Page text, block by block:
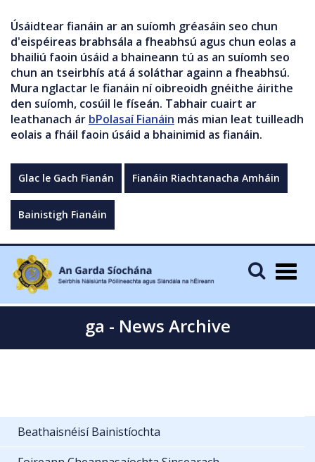
Úsáidtear fianáin ar an suíomh gréasáin seo chun
d'eispéireas brabhsála a fheabhsú agus chun eolas a
bhailiú faoin úsáid a bhaineann tú as an suíomh seo
chun an tseirbhís atá á soláthar againn a fheabhsú.
Mura nglactar le fianáin ní oibreoidh gnéithe áirithe
den suíomh, cosúil le físeán. Tabhair cuairt ar
leathanach ár bPolasaí Fianáin más mian leat tuilleadh
eolais a fháil faoin úsáid a bhainimid as fianáin.
Glac le Gach Fianán Fianáin Riachtanacha Amháin
Bainistigh Fianáin
ga - News Archive
Beathaisnéisí Bainistíochta